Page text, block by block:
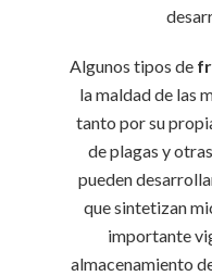
Algunos tipos de
la maldad de las
tanto por su
de plagas y
pueden
que sintetizan
importante
almacenamiento